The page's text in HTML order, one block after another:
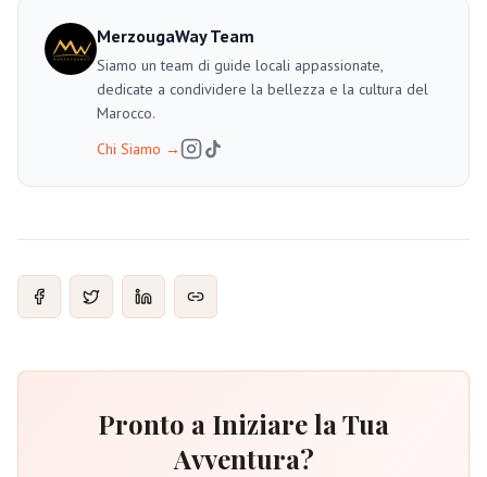
MerzougaWay Team
Siamo un team di guide locali appassionate,
dedicate a condividere la bellezza e la cultura del
Marocco.
Chi Siamo →
Pronto a Iniziare la Tua
Avventura?